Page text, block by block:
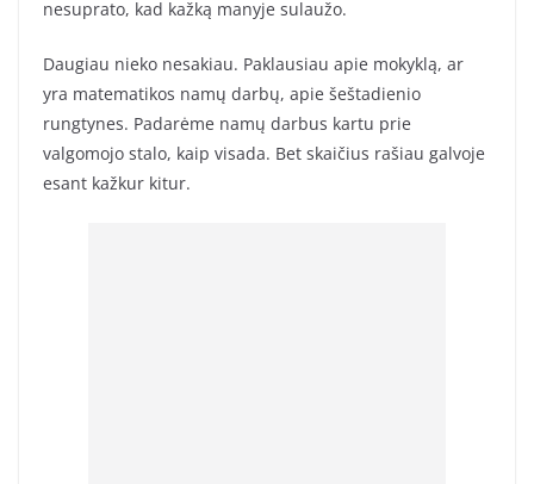
nesuprato, kad kažką manyje sulaužo.
Daugiau nieko nesakiau. Paklausiau apie mokyklą, ar
yra matematikos namų darbų, apie šeštadienio
rungtynes. Padarėme namų darbus kartu prie
valgomojo stalo, kaip visada. Bet skaičius rašiau galvoje
esant kažkur kitur.